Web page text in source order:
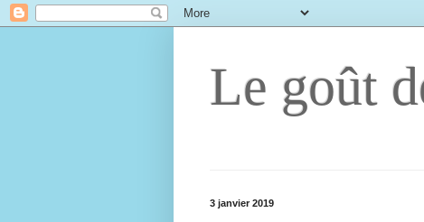
Le goût
3 janvier 2019